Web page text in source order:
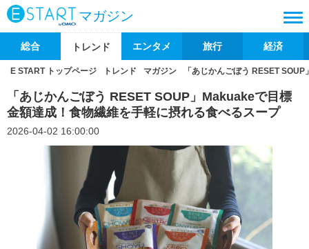
マガジン
総合 トレンド エンタメ 旅行 経済
E START トップページ トレンド マガジン 「あじかんごぼう RESET
「あじかんごぼう RESET SOUP」Makuakeで目標
金額達成！食物繊維を手軽に摂れる食べるスープ
2026-04-02 16:00:00